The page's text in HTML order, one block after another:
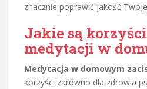
znacznie poprawić jakość
Jakie są
medytacji w
Medytacja w domowym
korzyści zarówno dla zdrowia